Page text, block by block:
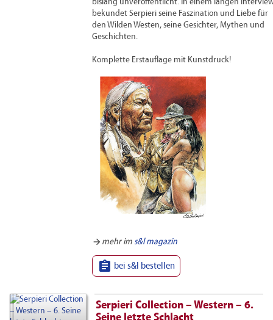
bislang unveröffentlicht. In einem langen
bekundet Serpieri seine Faszination und Liebe für
den Wilden Westen, seine Gesichter, Mythen und
Geschichten.
Komplette Erstauflage mit Kunstdruck!
arrow_forward mehr im s&l magazin
 bei s&l bestellen
Serpieri Collection – Western – 6.
Seine letzte Schlacht